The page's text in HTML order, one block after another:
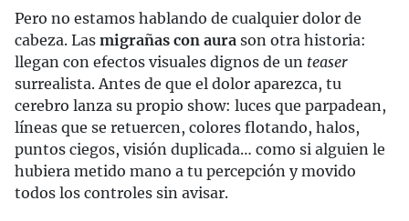
Pero no estamos hablando de cualquier dolor de
cabeza. Las migrañas con aura son otra historia:
llegan con efectos visuales dignos de un teaser
surrealista. Antes de que el dolor aparezca, tu
cerebro lanza su propio show: luces que parpadean,
líneas que se retuercen, colores flotando, halos,
puntos ciegos, visión duplicada… como si alguien le
hubiera metido mano a tu percepción y movido
todos los controles sin avisar.